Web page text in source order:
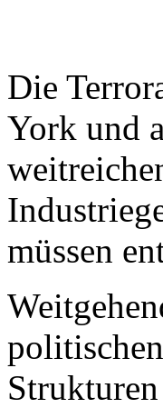
Die
York und
müssen